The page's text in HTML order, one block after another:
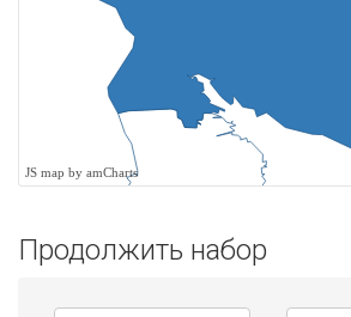
JS map by amCharts
Продолжить набор